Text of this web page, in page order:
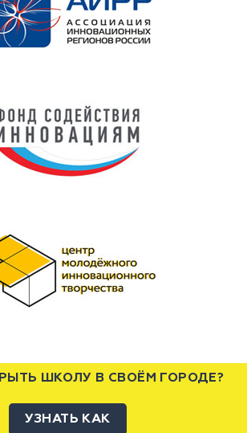
ШКОЛУ В СВОЁМ ГОРОДЕ?
УЗНАТЬ КАК